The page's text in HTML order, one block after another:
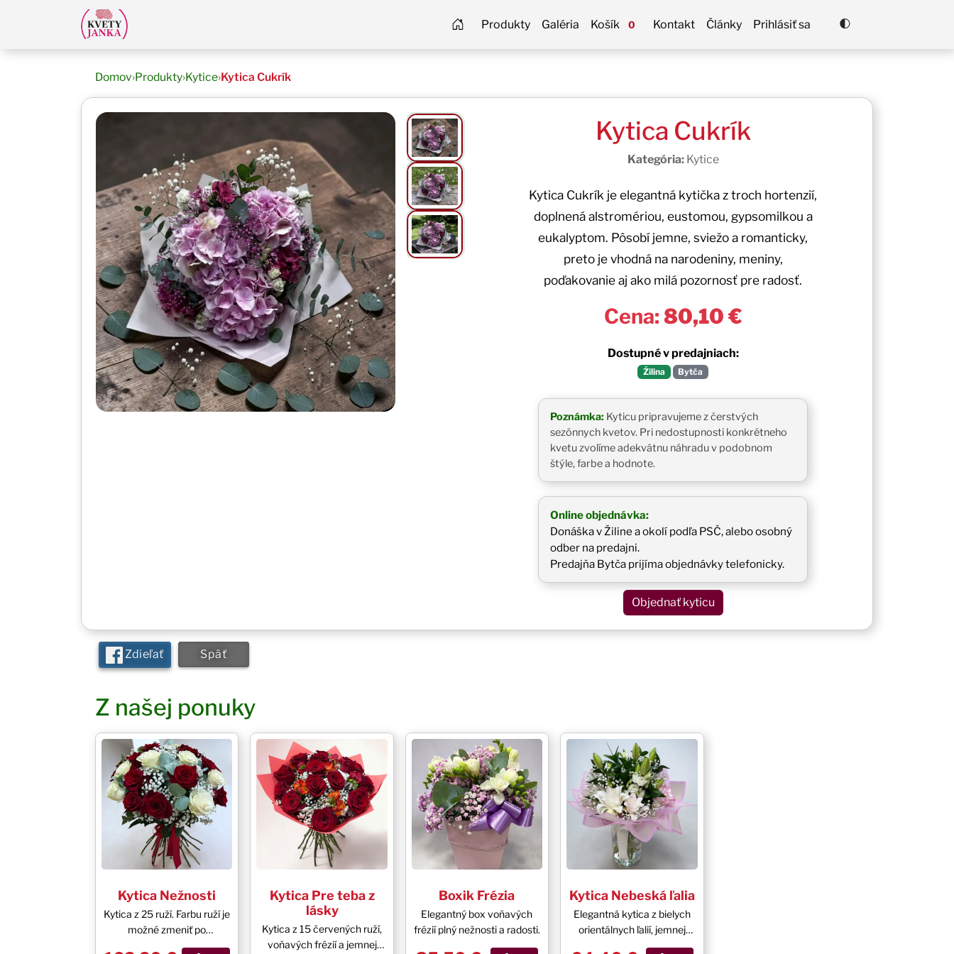
Produkty Galéria Košík 0 Kontakt Články Prihlásiť sa 🌓
Domov›Produkty›Kytice›Kytica Cukrík
Kytica Cukrík
Kategória:Kytice
Kytica Cukrík je elegantná kytička z troch hortenzií,
doplnená alstromériou, eustomou, gypsomilkou a
eukalyptom. Pôsobí jemne, sviežo a romanticky,
preto je vhodná na narodeniny, meniny,
poďakovanie aj ako milá pozornosť pre radosť.
Cena: 80,10 €
Dostupné v predajniach:
Žilina Bytča
Poznámka: Kyticu pripravujeme z čerstvých
sezónnych kvetov. Pri nedostupnosti konkrétneho
kvetu zvolíme adekvátnu náhradu v podobnom
štýle, farbe a hodnote.
Online objednávka:
Donáška v Žiline a okolí podľa PSČ, alebo osobný
odber na predajni.
Predajňa Bytča prijíma objednávky telefonicky.
Objednať kyticu
Zdieľať Späť
Z našej ponuky
Kytica Nežnosti
Kytica z 25 ruží. Farbu ruží je
možné zmeniť po
telefonickej dohode.
Kytica Pre teba z
lásky
Kytica z 15 červených ruží,
voňavých frézií a jemnej
Boxik Frézia
Elegantný box voňavých
frézií plný nežnosti a radosti.
Kytica Nebeská ľalia
Elegantná kytica z bielych
orientálnych ľalií, jemnej
gypsomilky a romantických